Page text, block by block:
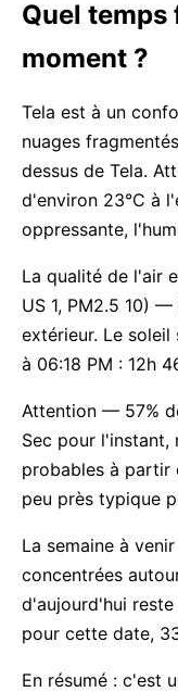
Quel temps
moment ?
Tela est à un
nuages
dessus de Tela.
d'environ 23°C à
oppressante,
La qualité de l'air
US 1, PM2.5 10)
extérieur. Le
à 06:18 PM : 12h
Attention — 57%
Sec pour l'instant,
probables à partir
peu près typique
La semaine à
concentrées
d'aujourd'hui
pour cette date,
En résumé : c'est